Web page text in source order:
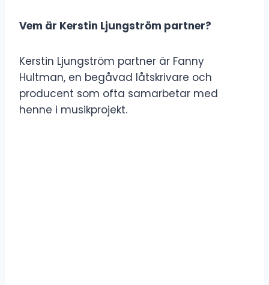
Vem är Kerstin Ljungström partner?
Kerstin Ljungström partner är Fanny
Hultman, en begåvad låtskrivare och
producent som ofta samarbetar med
henne i musikprojekt.